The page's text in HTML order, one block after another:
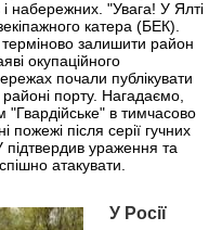
набережних. "Увага! У Ялті
катера (БЕК).
терміново залишити район
окупаційного
почали публікувати
порту. Нагадаємо,
"Гвардійське" в тимчасово
після серії гучних
підтвердив ураження та
атакувати.
У Росії